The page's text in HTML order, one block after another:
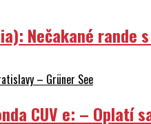
– Grüner See
Nečakané
CUV e: –